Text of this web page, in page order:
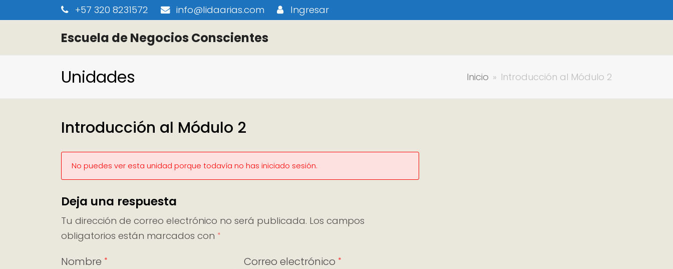
+57 320 8231572 info@lidaarias.com Ingresar
Escuela de Negocios Conscientes
Unidades Inicio » Introducción al Módulo 2
Introducción al Módulo 2
No puedes ver esta unidad porque todavía no has iniciado sesión.
Deja una respuesta
Tu dirección de correo electrónico no será publicada. Los campos
obligatorios están marcados con *
Nombre * Correo electrónico *